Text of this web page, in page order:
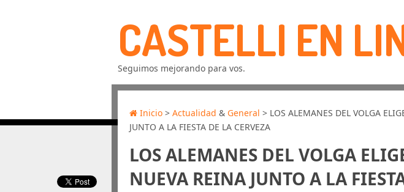
CASTELLI EN
Seguimos mejorando para vos.
Inicio >Actualidad & General > LOS ALEMANES DEL VOLGA
JUNTO A LA FIESTA DE LA CERVEZA
LOS ALEMANES DEL VOLGA
NUEVA REINA JUNTO A LA